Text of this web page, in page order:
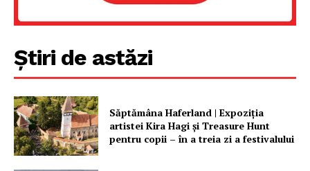
Știri de astăzi
Săptămâna Haferland | Expoziţia
artistei Kira Hagi şi Treasure Hunt
pentru copii – în a treia zi a festivalului